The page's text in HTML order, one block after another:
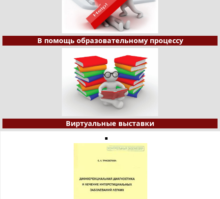
В помощь образовательному процессу
Виртуальные выставки